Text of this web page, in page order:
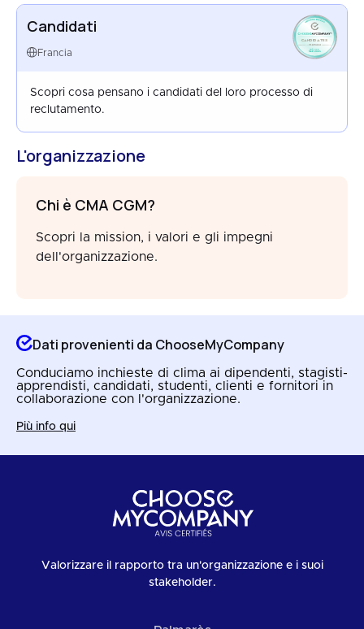
Candidati
Francia
CANDIDATES
FRANCE
SEP 2025
Scopri cosa pensano i candidati del loro processo di
reclutamento.
L'organizzazione
Chi è CMA CGM?
Scopri la mission, i valori e gli impegni
dell'organizzazione.
Dati provenienti da ChooseMyCompany
Conduciamo inchieste di clima ai dipendenti, stagisti-
apprendisti, candidati, studenti, clienti e fornitori in
collaborazione con l'organizzazione.
Più info qui
Valorizzare il rapporto tra un'organizzazione e i suoi
stakeholder.